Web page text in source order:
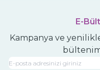
E-
Kampanya ve